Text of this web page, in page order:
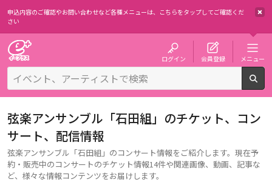
申込内容のご確認やお問い合わせなど各種メニューは、 こちらをタップしてご確認くだ
さい
ログイン 会員登録 メニュー
弦楽アンサンブル「石田組」のチケット、コン
サート、配信情報
弦楽アンサンブル「石田組」のコンサート情報をご紹介します。現在予
約・販売中のコンサートのチケット情報14件や関連画像、動画、記事な
ど、様々な情報コンテンツをお届けします。